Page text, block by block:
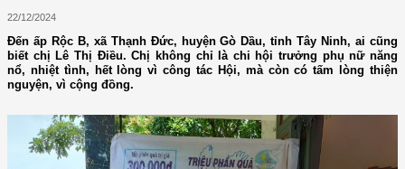
22/12/2024
Đến ấp Rộc B, xã Thạnh Đức, huyện Gò Dầu, tỉnh Tây Ninh, ai cũng
biết chị Lê Thị Điều. Chị không chỉ là chi hội trưởng phụ nữ năng
nổ, nhiệt tình, hết lòng vì công tác Hội, mà còn có tấm lòng thiện
nguyện, vì cộng đồng.